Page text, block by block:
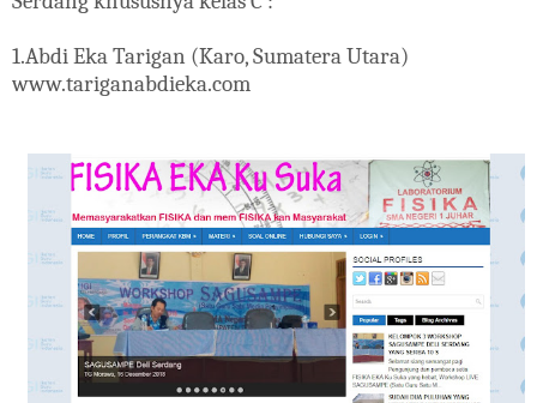
1.Abdi Eka Tarigan (Karo, Sumatera Utara)
www.tariganabdieka.com